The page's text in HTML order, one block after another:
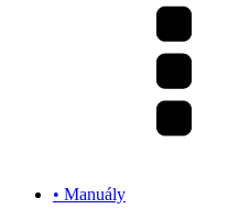
• Manuály